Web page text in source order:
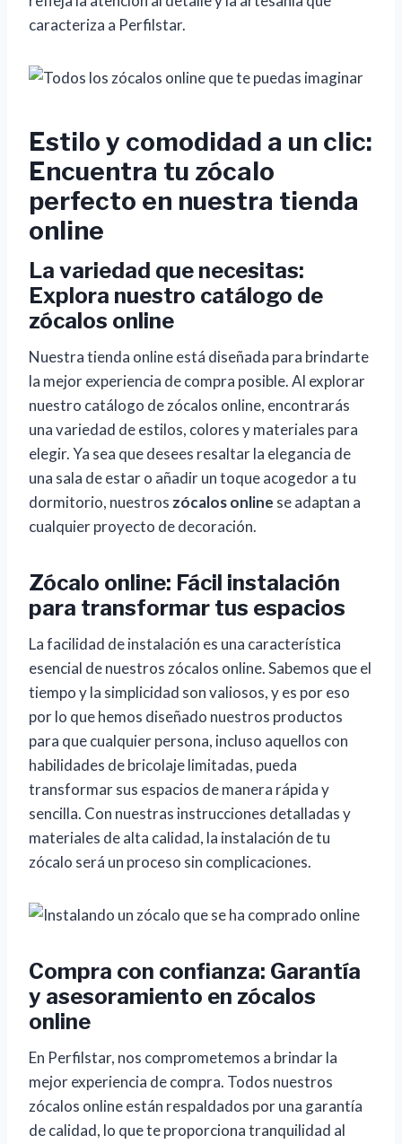
caracteriza a Perfilstar.
Estilo y comodidad a un clic:
Encuentra tu zócalo
perfecto en nuestra tienda
online
La variedad que necesitas:
Explora nuestro catálogo de
zócalos online
Nuestra tienda online está diseñada para brindarte
la mejor experiencia de compra posible. Al explorar
nuestro catálogo de zócalos online, encontrarás
una variedad de estilos, colores y materiales para
elegir. Ya sea que desees resaltar la elegancia de
una sala de estar o añadir un toque acogedor a tu
dormitorio, nuestros zócalos online se adaptan a
cualquier proyecto de decoración.
Zócalo online: Fácil instalación
para transformar tus espacios
La facilidad de instalación es una característica
esencial de nuestros zócalos online. Sabemos que el
tiempo y la simplicidad son valiosos, y es por eso
por lo que hemos diseñado nuestros productos
para que cualquier persona, incluso aquellos con
habilidades de bricolaje limitadas, pueda
transformar sus espacios de manera rápida y
sencilla. Con nuestras instrucciones detalladas y
materiales de alta calidad, la instalación de tu
zócalo será un proceso sin complicaciones.
Compra con confianza: Garantía
y asesoramiento en zócalos
online
En Perfilstar, nos comprometemos a brindar la
mejor experiencia de compra. Todos nuestros
zócalos online están respaldados por una garantía
de calidad, lo que te proporciona tranquilidad al